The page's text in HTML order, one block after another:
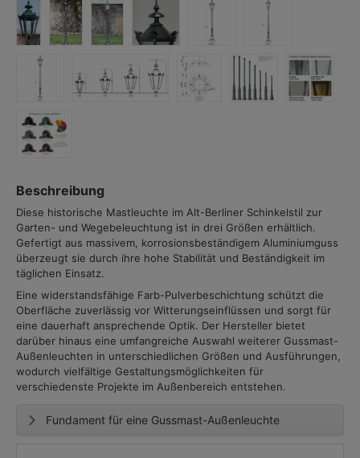
Beschreibung
Diese historische Mastleuchte im Alt-Berliner Schinkelstil zur
Garten- und Wegebeleuchtung ist in drei Größen erhältlich.
Gefertigt aus massivem, korrosionsbeständigem Aluminiumguss
überzeugt sie durch ihre hohe Stabilität und Beständigkeit im
täglichen Einsatz.
Eine widerstandsfähige Farb-Pulverbeschichtung schützt die
Oberfläche zuverlässig vor Witterungseinflüssen und sorgt für
eine dauerhaft ansprechende Optik. Der Hersteller bietet
darüber hinaus eine umfangreiche Auswahl weiterer Gussmast-
Außenleuchten in unterschiedlichen Größen und Ausführungen,
wodurch vielfältige Gestaltungsmöglichkeiten für
verschiedenste Projekte im Außenbereich entstehen.
Fundament für eine Gussmast-Außenleuchte